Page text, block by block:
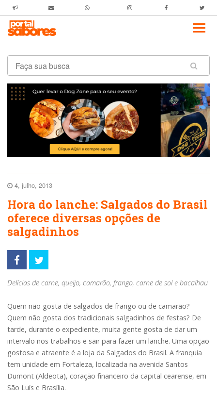
4, julho, 2013
Hora do lanche: Salgados do Brasil
oferece diversas opções de
salgadinhos
Delícias de carne, queijo, camarão, frango, carne de sol e bacalhau
Quem não gosta de salgados de frango ou de camarão?
Quem não gosta dos tradicionais salgadinhos de festas? De
tarde, durante o expediente, muita gente gosta de dar um
intervalo nos trabalhos e sair para fazer um lanche. Uma opção
gostosa e atraente é a loja da Salgados do Brasil. A franquia
tem unidade em Fortaleza, localizada na avenida Santos
Dumont (Aldeota), coração financeiro da capital cearense, em
São Luís e Brasília.